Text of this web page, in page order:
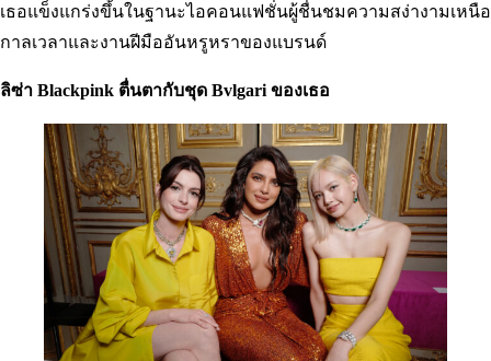
เธอแข็งแกร่งขึ้นในฐานะไอคอนแฟชั่นผู้ชื่นชมความสง่างามเหนือ
กาลเวลาและงานฝีมืออันหรูหราของแบรนด์
ลิซ่า Blackpink ตื่นตากับชุด Bvlgari ของเธอ